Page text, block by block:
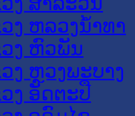
ງ ຫລວງນໍ້າທາ
ງ ຫົວພັນ
ງ ຫຼວງພະບາງ
ງ ອັດຕະປື